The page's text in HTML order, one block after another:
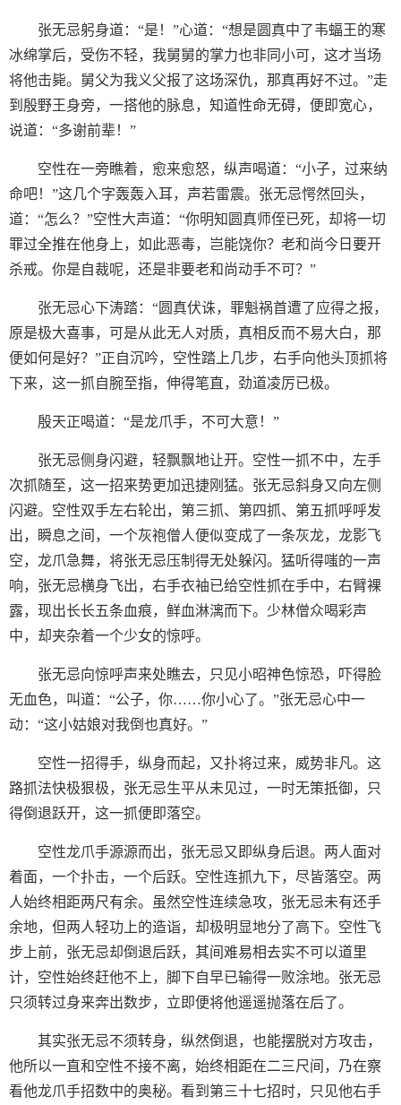
张无忌躬身道：“是！”心道：“想是圆真中了韦蝠王的寒
冰绵掌后，受伤不轻，我舅舅的掌力也非同小可，这才当场
将他击毙。舅父为我义父报了这场深仇，那真再好不过。”走
到殷野王身旁，一搭他的脉息，知道性命无碍，便即宽心，
说道：“多谢前辈！”
空性在一旁瞧着，愈来愈怒，纵声喝道：“小子，过来纳
命吧！”这几个字轰轰入耳，声若雷震。张无忌愕然回头，
道：“怎么？”空性大声道：“你明知圆真师侄已死，却将一切
罪过全推在他身上，如此恶毒，岂能饶你？老和尚今日要开
杀戒。你是自裁呢，还是非要老和尚动手不可？”
张无忌心下涛踏：“圆真伏诛，罪魁祸首遭了应得之报，
原是极大喜事，可是从此无人对质，真相反而不易大白，那
便如何是好？”正自沉吟，空性踏上几步，右手向他头顶抓将
下来，这一抓自腕至指，伸得笔直，劲道凌厉已极。
殷天正喝道：“是龙爪手，不可大意！”
张无忌侧身闪避，轻飘飘地让开。空性一抓不中，左手
次抓随至，这一招来势更加迅捷刚猛。张无忌斜身又向左侧
闪避。空性双手左右轮出，第三抓、第四抓、第五抓呼呼发
出，瞬息之间，一个灰袍僧人便似变成了一条灰龙，龙影飞
空，龙爪急舞，将张无忌压制得无处躲闪。猛听得嗤的一声
响，张无忌横身飞出，右手衣袖已给空性抓在手中，右臂裸
露，现出长长五条血痕，鲜血淋漓而下。少林僧众喝彩声
中，却夹杂着一个少女的惊呼。
张无忌向惊呼声来处瞧去，只见小昭神色惊恐，吓得脸
无血色，叫道：“公子，你……你小心了。”张无忌心中一
动：“这小姑娘对我倒也真好。”
空性一招得手，纵身而起，又扑将过来，威势非凡。这
路抓法快极狠极，张无忌生平从未见过，一时无策抵御，只
得倒退跃开，这一抓便即落空。
空性龙爪手源源而出，张无忌又即纵身后退。两人面对
着面，一个扑击，一个后跃。空性连抓九下，尽皆落空。两
人始终相距两尺有余。虽然空性连续急攻，张无忌未有还手
余地，但两人轻功上的造诣，却极明显地分了高下。空性飞
步上前，张无忌却倒退后跃，其间难易相去实不可以道里
计，空性始终赶他不上，脚下自早已输得一败涂地。张无忌
只须转过身来奔出数步，立即便将他遥遥抛落在后了。
其实张无忌不须转身，纵然倒退，也能摆脱对方攻击，
他所以一直和空性不接不离，始终相距在二三尺间，乃在察
看他龙爪手招数中的奥秘。看到第三十七招时，只见他右手